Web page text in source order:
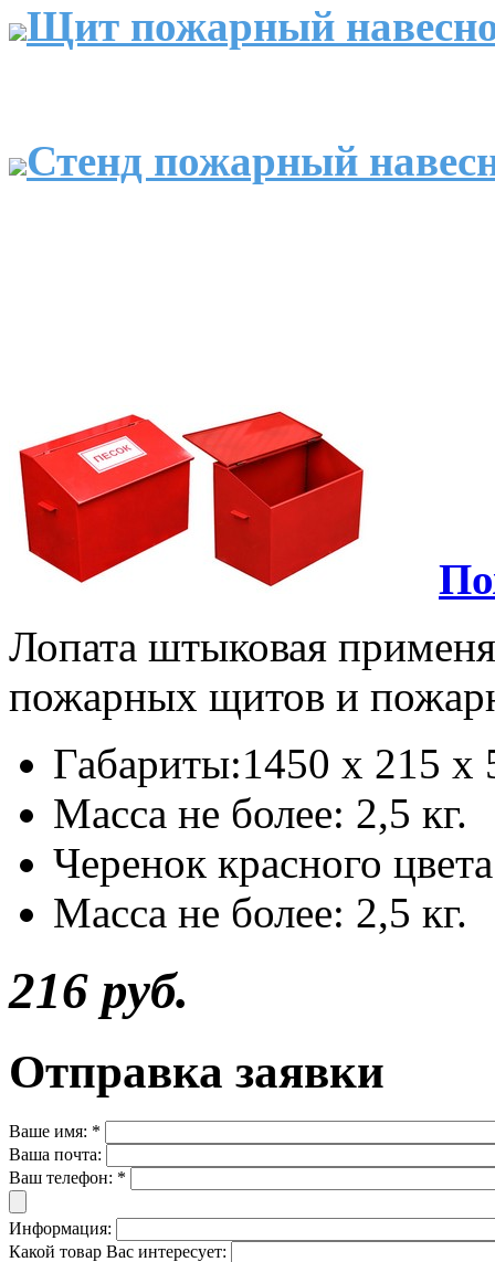
Щит пожарный
Стенд пожарный
Лопата штыковая
пожарных щитов и
Габариты:1450 х 215 х
Масса не более: 2,5 кг.
Черенок красного
Масса не более: 2,5 кг.
216 руб.
Отправка заявки
Ваше имя: *
Ваша почта:
Ваш телефон: *
Информация:
Какой товар Вас интересует: